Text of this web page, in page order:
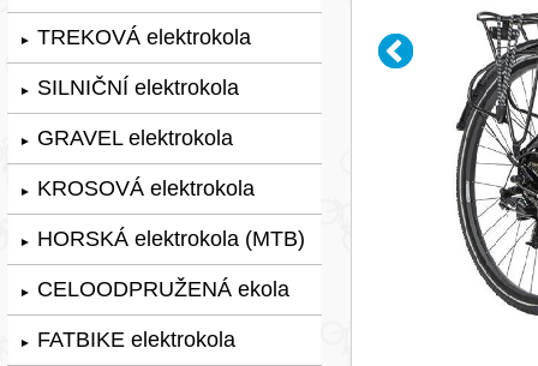
► TREKOVÁ elektrokola
► SILNIČNÍ elektrokola
► GRAVEL elektrokola
► KROSOVÁ elektrokola
► HORSKÁ elektrokola (MTB)
► CELOODPRUŽENÁ ekola
► FATBIKE elektrokola